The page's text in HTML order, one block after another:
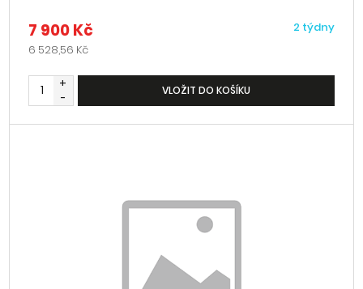
7 900 Kč
6 528,56 Kč
2 týdny
+
-
VLOŽIT DO KOŠÍKU